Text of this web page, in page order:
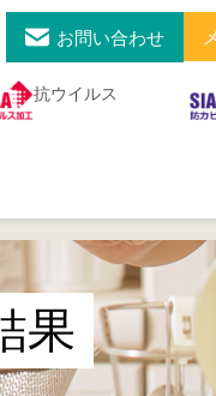
お問い合わせ
抗ウイルス
果